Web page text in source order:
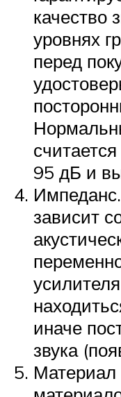
качество
уровнях
перед
95 дБ и
зависит
иначе
звука
Материал